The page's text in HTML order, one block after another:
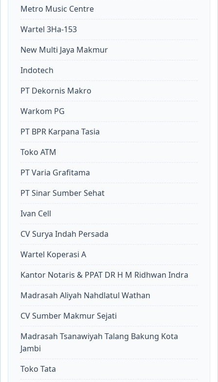
Metro Music Centre
Wartel 3Ha-153
New Multi Jaya Makmur
Indotech
PT Dekornis Makro
Warkom PG
PT BPR Karpana Tasia
Toko ATM
PT Varia Grafitama
PT Sinar Sumber Sehat
Ivan Cell
CV Surya Indah Persada
Wartel Koperasi A
Kantor Notaris & PPAT DR H M Ridhwan Indra
Madrasah Aliyah Nahdlatul Wathan
CV Sumber Makmur Sejati
Madrasah Tsanawiyah Talang Bakung Kota
Jambi
Toko Tata